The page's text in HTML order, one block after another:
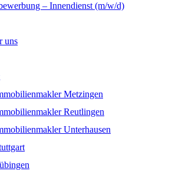
– Innendienst (m/w/d)
uns
Metzingen
Reutlingen
Unterhausen